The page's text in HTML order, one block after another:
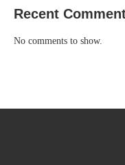
Recent
No comments to show.